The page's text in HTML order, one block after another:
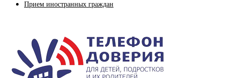
Прием иностранных граждан